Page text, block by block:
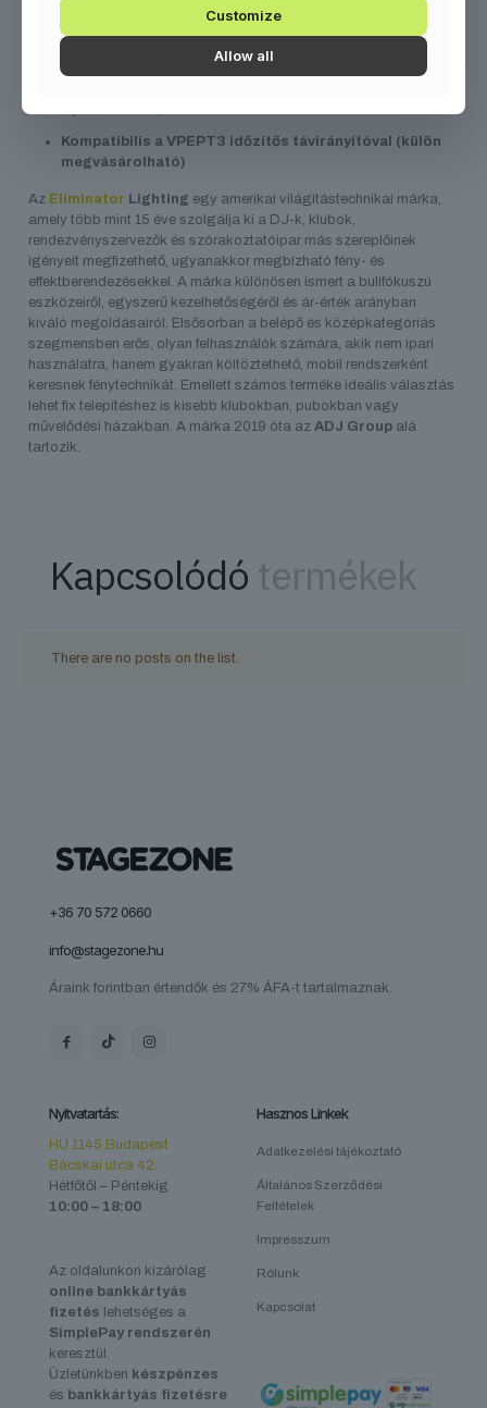
VFEPT6 vezetékes és VFEPR2 vezeték nélküli
távirányító
Kompatibilis a VPEPT3 időzítős távirányítóval (külön
megvásárolható)
Az Eliminator Lighting egy amerikai világítástechnikai márka,
amely több mint 15 éve szolgálja ki a DJ-k, klubok,
rendezvényszervezők és szórakoztatóipar más szereplőinek
igényeit megfizethető, ugyanakkor megbízható fény- és
effektberendezésekkel. A márka különösen ismert a bulifókuszú
eszközeiről, egyszerű kezelhetőségéről és ár-érték arányban
kiváló megoldásairól. Elsősorban a belépő és középkategóriás
szegmensben erős, olyan felhasználók számára, akik nem ipari
használatra, hanem gyakran költöztethető, mobil rendszerként
keresnek fénytechnikát. Emellett számos terméke ideális választás
lehet fix telepítéshez is kisebb klubokban, pubokban vagy
művelődési házakban. A márka 2019 óta azADJ Group alá
tartozik.
Kapcsolódó termékek
There are no posts on the list.
+36 70 572 0660
info@stagezone.hu
Áraink forintban értendők és 27% ÁFA-t tartalmaznak.
Nyitvatartás:
HU 1145 Budapest
Bácskai utca 42.
Hétfőtől – Péntekig
10:00 – 18:00
Az oldalunkon kizárólag
online bankkártyás
fizetés lehetséges a
SimplePay rendszerén
keresztül.
Üzletünkben készpénzes
és bankkártyás fizetésre
Hasznos Linkek
Adatkezelési tájékoztató
Általános Szerződési
Feltételek
Impresszum
Rólunk
Kapcsolat
Customize
Allow all